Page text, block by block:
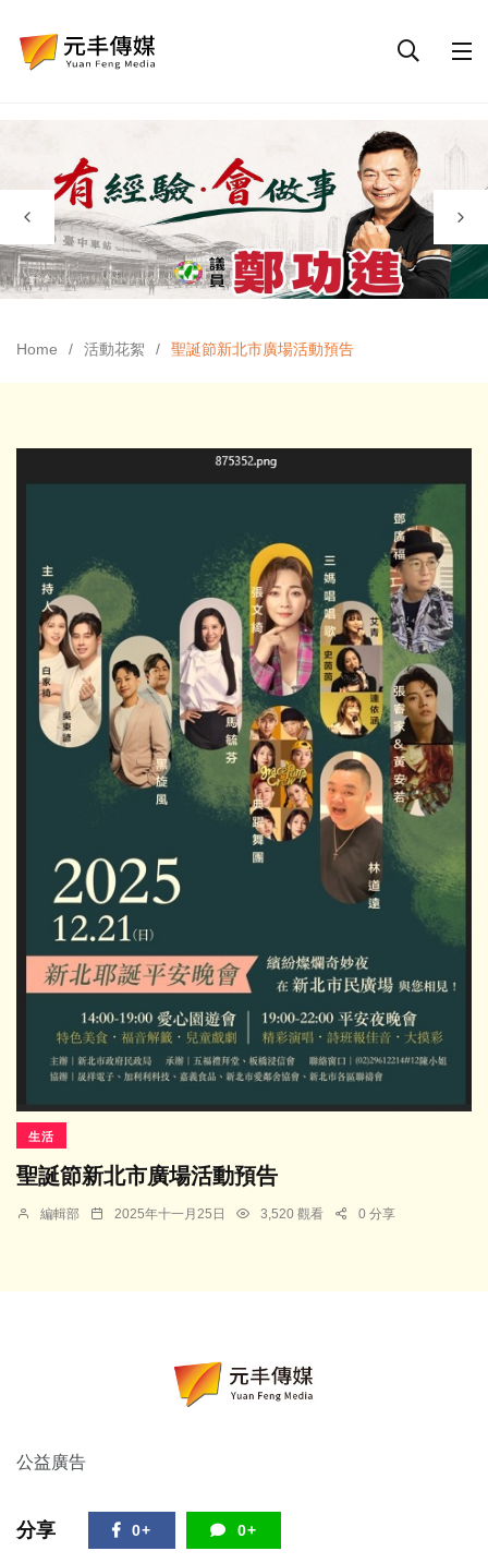
Home 活動花絮 聖誕節新北市廣場活動預告
生活
聖誕節新北市廣場活動預告
編輯部 2025年十一月25日 3,520 觀看 0 分享
公益廣告
分享 0+ 0+